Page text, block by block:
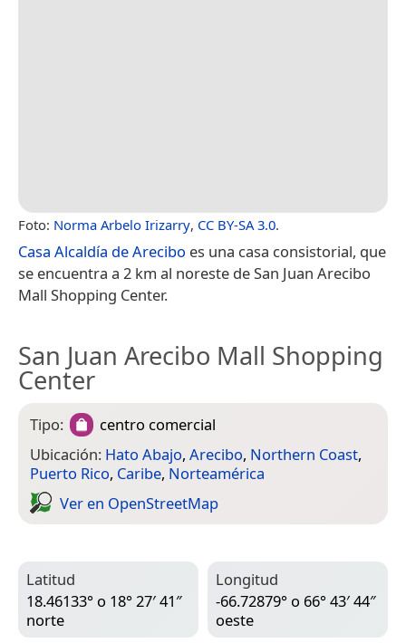
Foto: Norma Arbelo Irizarry, CC BY-SA 3.0.
Casa Alcaldía de Arecibo es una casa consistorial, que
se encuentra a 2 km al noreste de San Juan Arecibo
Mall Shopping Center.
San Juan Arecibo Mall Shopping
Center
Tipo:
centro comercial
Ubicación: Hato Abajo, Arecibo, Northern Coast,
Puerto Rico, Caribe, Norteamérica
Ver en Open­Street­Map
Latitud
18.46133° o 18° 27′ 41″
norte
Longitud
-66.72879° o 66° 43′ 44″
oeste